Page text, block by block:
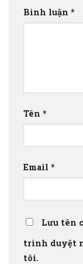
Bình luận *
Tên *
Email *
Lưu tên
trình duyệt
tôi.